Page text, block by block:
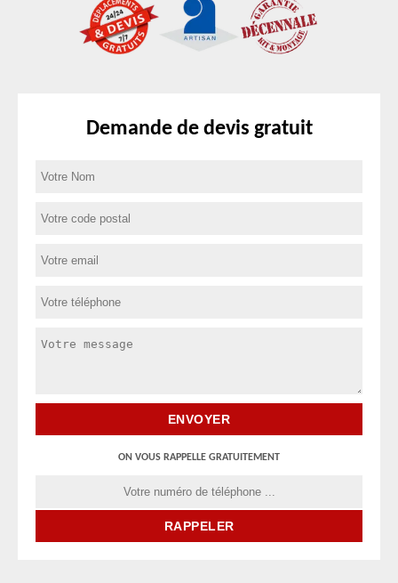
Demande de devis gratuit
ON VOUS RAPPELLE GRATUITEMENT